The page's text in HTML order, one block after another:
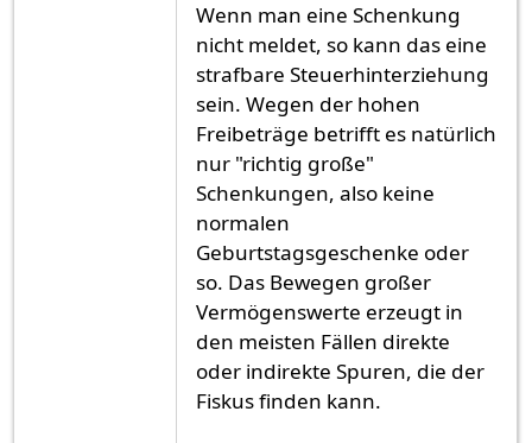
Wenn man eine Schenkung
nicht meldet, so kann das eine
strafbare Steuerhinterziehung
sein. Wegen der hohen
Freibeträge betrifft es natürlich
nur "richtig große"
Schenkungen, also keine
normalen
Geburtstagsgeschenke oder
so. Das Bewegen großer
Vermögenswerte erzeugt in
den meisten Fällen direkte
oder indirekte Spuren, die der
Fiskus finden kann.